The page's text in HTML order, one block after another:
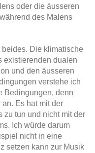
oder die äusseren
des Malens
beides. Die klimatische
existierenden dualen
und den äusseren
verstehe ich
Bedingungen, denn
Es hat mit der
zu tun und nicht mit der
Ich würde darum
nicht in eine
setzen kann zur Musik